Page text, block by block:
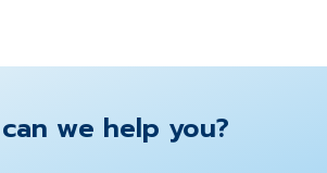
we help you?